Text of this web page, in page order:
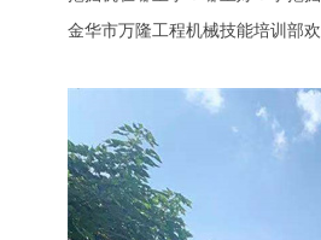
金华市万隆工程机械技能培训部